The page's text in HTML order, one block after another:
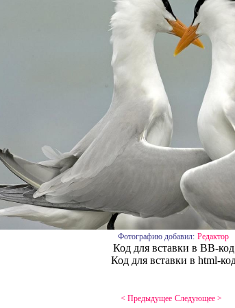
Фотографию добавил: Редактор
Код для вставки в BB-код
Код для вставки в html-
< Предыдущее Следующее >